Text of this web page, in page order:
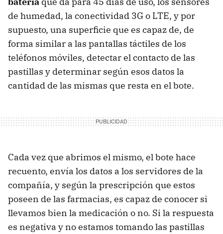
de humedad, la conectividad 3G o LTE, y por
supuesto, una superficie que es capaz de, de
forma similar a las pantallas táctiles de los
teléfonos móviles, detectar el contacto de las
pastillas y determinar según esos datos la
cantidad de las mismas que resta en el bote.
Cada vez que abrimos el mismo, el bote hace
recuento, envía los datos a los servidores de la
compañía, y según la prescripción que estos
poseen de las farmacias, es capaz de conocer si
llevamos bien la medicación o no. Si la respuesta
es negativa y no estamos tomando las pastillas